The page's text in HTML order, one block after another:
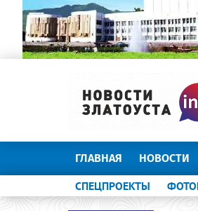
ГЛАВНАЯ НОВОСТИ
СПЕЦПРОЕКТЫ